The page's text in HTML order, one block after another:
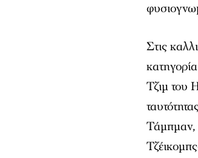
Στις
Τζιμ του
Τάμπμαν,